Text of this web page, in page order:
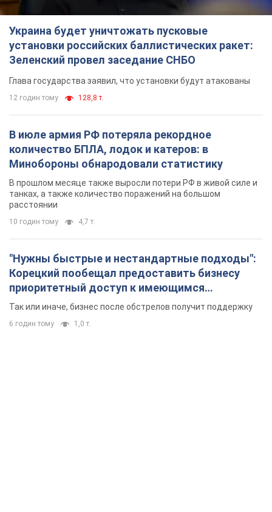
Украина будет уничтожать пусковые
установки российских баллистических ракет:
Зеленский провел заседание СНБО
Глава государства заявил, что установки будут атакованы
12 годин тому 128,8 т.
В июле армия РФ потеряла рекордное
количество БПЛА, лодок и катеров: в
Минобороны обнародовали статистику
В прошлом месяце также выросли потери РФ в живой силе и
танках, а также количество поражений на большом
расстоянии
10 годин тому 4,7 т.
"Нужны быстрые и нестандартные подходы":
Корецкий пообещал предоставить бизнесу
приоритетный доступ к имеющимся
складским помещениям
Так или иначе, бизнес после обстрелов получит поддержку
6 годин тому 1,0 т.